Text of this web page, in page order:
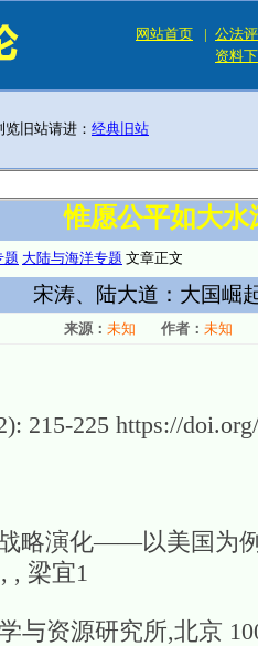
网站首页 | 公法
资料
旧站请进： 经典旧站
惟愿公平如大
题 大陆与海洋专题 文章正文
宋涛、陆大道：大国
来源： 未知 作者： 未知
215-225 https://
略演化——以美国为
, 梁宜1
与资源研究所,北京